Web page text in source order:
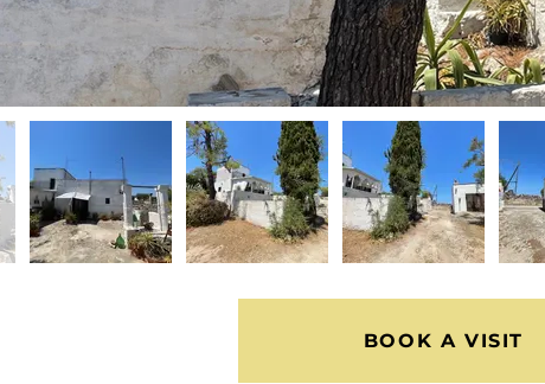
BOOK A VISIT